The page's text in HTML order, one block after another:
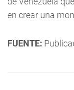
en crear una
FUENTE: